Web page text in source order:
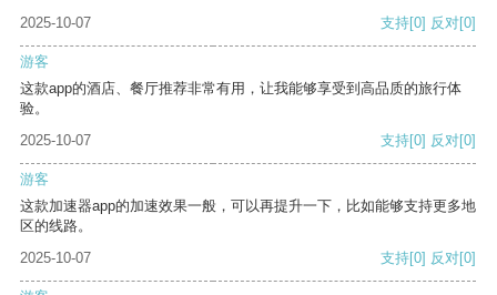
2025-10-07 支持[0] 反对[0]
游客
这款app的酒店、餐厅推荐非常有用，让我能够享受到高品质的旅行体
验。
2025-10-07
支持[0] 反对[0]
游客
这款加速器app的加速效果一般，可以再提升一下，比如能够支持更多地
区的线路。
2025-10-07
支持[0] 反对[0]